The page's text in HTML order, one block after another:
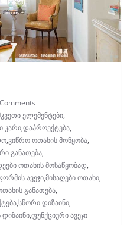
ელემენტები,
კარი,დაპროექტება,
,ვიწრო ოთახის მოწყობა,
განათება,
ოთახის მოსაწყობად,
ავეჯი,მისაღები ოთახი,
განათება,
,სწორი დიზაინი,
,ფუნქციური ავეჯი